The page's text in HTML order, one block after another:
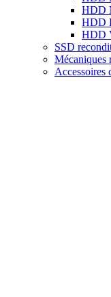
HDD
HDD
HDD
SSD
Mécaniques
Accessoires